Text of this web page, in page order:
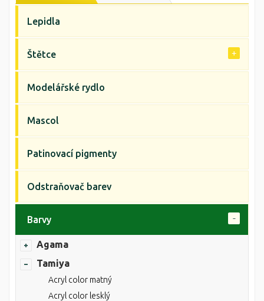
Lepidla
Štětce
Modelářské rydlo
Mascol
Patinovací pigmenty
Odstraňovač barev
Barvy
Agama
Tamiya
Acryl color matný
Acryl color lesklý